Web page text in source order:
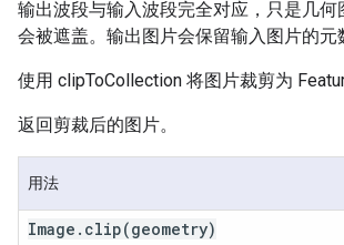
输出波段与输入波段完全对应，只是几何
会被遮盖。输出图片会保留输入图片的元
使用 clipToCollection 将图片裁剪为
返回剪裁后的图片。
用法
Image . clip(geometry)